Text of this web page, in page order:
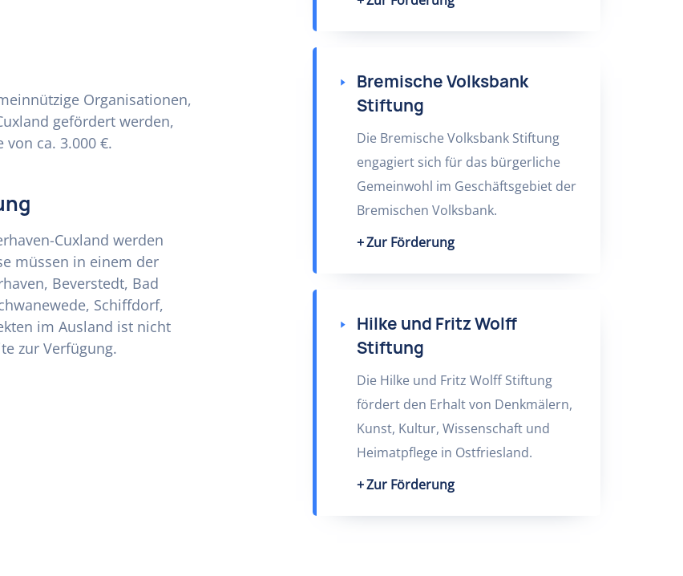
Organisationen,
gefördert werden,
ca. 3.000 €.
Cuxland werden
müssen in einem der
Beverstedt, Bad
Schiffdorf,
im Ausland ist nicht
zur Verfügung.
Bremische Volksbank
Stiftung
Die Bremische Volksbank Stiftung
engagiert sich für das bürgerliche
Gemeinwohl im Geschäftsgebiet der
Bremischen Volksbank.
Zur Förderung
Hilke und Fritz Wolff
Stiftung
Die Hilke und Fritz Wolff Stiftung
fördert den Erhalt von Denkmälern,
Kunst, Kultur, Wissenschaft und
Heimatpflege in Ostfriesland.
Zur Förderung